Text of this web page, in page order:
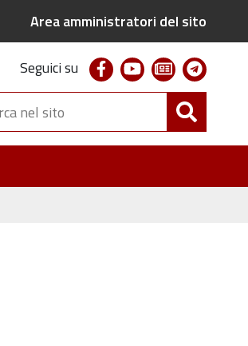
Area amministratori del sito
Seguici su facebookyoutubenewsletter
Cerca
nel
sito